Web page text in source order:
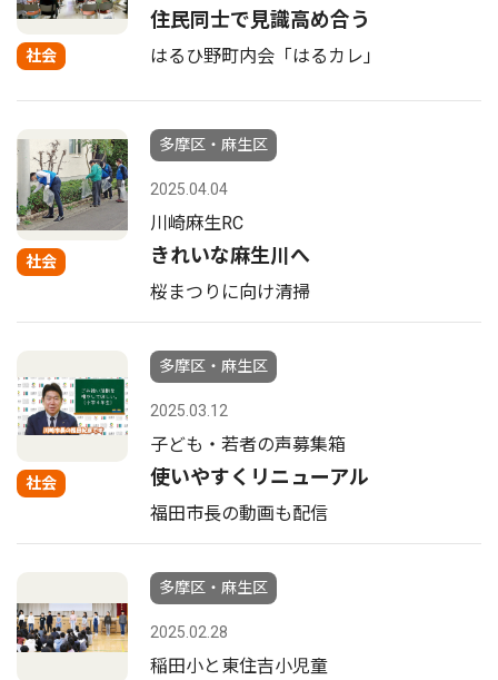
社会
住民同士で見識高め合う
はるひ野町内会「はるカレ」
社会
多摩区・麻生区
2025.04.04
川崎麻生RC
きれいな麻生川へ
桜まつりに向け清掃
社会
多摩区・麻生区
2025.03.12
子ども・若者の声募集箱
使いやすくリニューアル
福田市長の動画も配信
多摩区・麻生区
2025.02.28
稲田小と東住吉小児童